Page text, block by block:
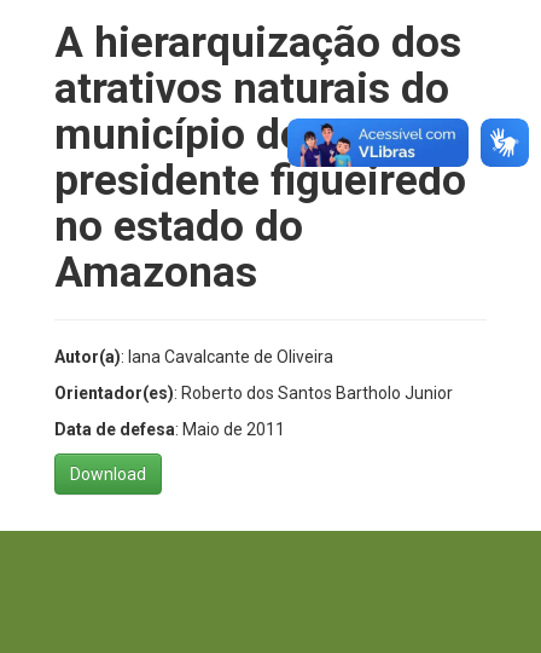
A hierarquização dos
atrativos naturais do
município de
presidente figueiredo
no estado do
Amazonas
Autor(a): Iana Cavalcante de Oliveira
Orientador(es): Roberto dos Santos Bartholo Junior
Data de defesa: Maio de 2011
Download